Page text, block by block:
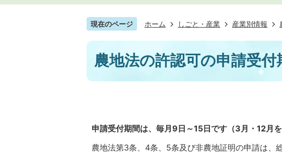
現在のページ ホーム しごと・産業 産業別情報
農地法の許認可の申請受
申請受付期間は、毎月9日～15日です（3月・12月を
農地法第3条、4条、5条及び非農地証明の申請は、